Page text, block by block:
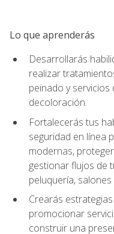
Lo que aprenderás
Desarrollarás
realizar
peinado y
decoloración.
Fortalecerás tus
seguridad en línea
modernas,
gestionar flujos de
peluquería,
Crearás
promocionar
construir una